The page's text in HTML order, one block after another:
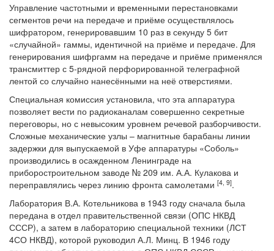
Управление частотными и временными перестановками
сегментов речи на передаче и приёме осуществлялось
шифратором, генерировавшим 10 раз в секунду 5 бит
«случайной» гаммы, идентичной на приёме и передаче. Для
генерирования шифргамм на передаче и приёме применялся
трансмиттер с 5-рядной перфорированной телеграфной
лентой со случайно нанесёнными на неё отверстиями.
Специальная комиссия установила, что эта аппаратура
позволяет вести по радиоканалам совершенно секретные
переговоры, но с невысоким уровнем речевой разборчивости.
Сложные механические узлы – магнитные барабаны линии
задержки для выпускаемой в Уфе аппаратуры «Соболь»
производились в осажденном Ленинграде на
приборостроительном заводе № 209 им. А.А. Кулакова и
переправлялись через линию фронта самолетами [4, 9].
Лаборатория В.А. Котельникова в 1943 году сначала была
передана в отдел правительственной связи (ОПС НКВД
СССР), а затем в лабораторию специальной техники (ЛСТ
4СО НКВД), которой руководил А.Л. Минц. В 1946 году